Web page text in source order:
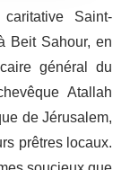
Saint-
Beit Sahour, en
général du
Atallah
de Jérusalem,
prêtres locaux.